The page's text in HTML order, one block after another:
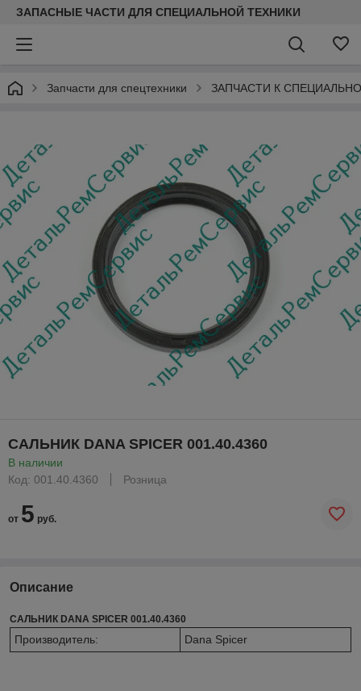
ЗАПАСНЫЕ ЧАСТИ ДЛЯ СПЕЦИАЛЬНОЙ ТЕХНИКИ
Запчасти для спецтехники ЗАПЧАСТИ К
САЛЬНИК DANA SPICER 001.40.4360
В наличии
Код: 001.40.4360
Розница
от 5 руб.
Описание
САЛЬНИК DANA SPICER 001.40.4360
Производитель: Dana Spicer